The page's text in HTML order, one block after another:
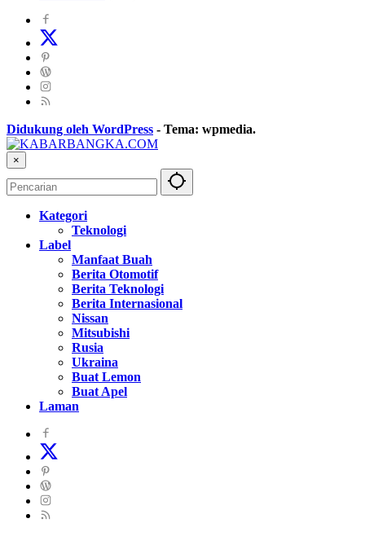
Didukung oleh WordPress - Tema: wpmedia.
×
Kategori
Teknologi
Label
Manfaat Buah
Berita Otomotif
Berita Teknologi
Berita Internasional
Nissan
Mitsubishi
Rusia
Ukraina
Buat Lemon
Buat Apel
Laman